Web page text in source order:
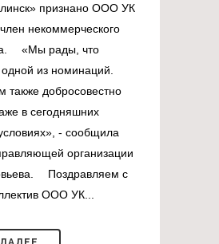
признано ООО УК
некоммерческого
⠀ «Мы рады, что
из номинаций.
также добросовестно
в сегодняшних
- сообщила
организации
⠀ Поздравляем с
ООО УК...